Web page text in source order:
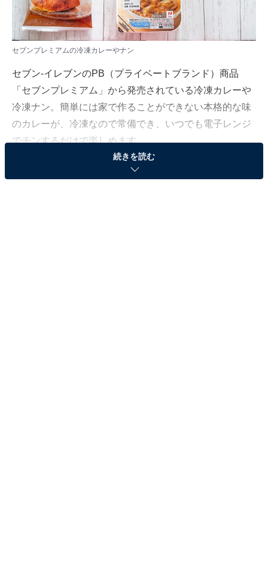
セブンプレミアムの冷凍カレーやナン
セブン-イレブンのPB（プライベートブランド）商品
「セブンプレミアム」から発売されている冷凍カレーや
冷凍ナン。簡単には家で作ることができない本格的な味
のカレーが、冷凍なので常備でき、いつでも電子レンジ
でチンするだけで楽しめます。
続きを読む